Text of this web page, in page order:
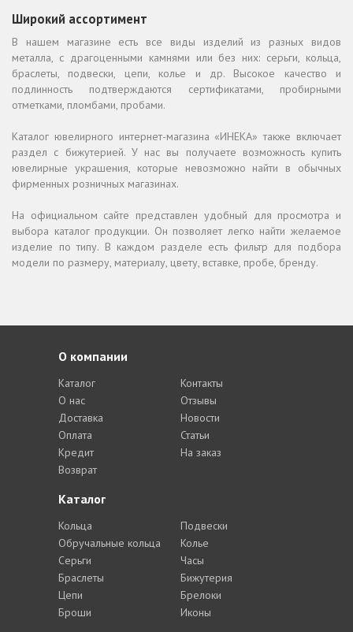
Широкий ассортимент
В нашем магазине есть все виды изделий из разных видов
металла, с драгоценными камнями или без них: серьги, кольца,
браслеты, подвески, цепи, колье и др. Высокое качество и
подлинность подтверждаются сертификатами, пробирными
отметками, пломбами, пробами.
Каталог ювелирного интернет-магазина «ИНЕКА» также включает
раздел с бижутерией. У нас вы получаете возможность купить
ювелирные украшения, которые невозможно найти в обычных
фирменных розничных магазинах.
На официальном сайте представлен удобный для просмотра и
выбора каталог продукции. Он позволяет легко найти желаемое
изделие по типу. В каждом разделе есть фильтр для подбора
модели по размеру, материалу, цвету, вставке, пробе, бренду.
Каталог
Кольца
Обручальные кольца
Серьги
Браслеты
Цепи
Броши
Подвески
Колье
Часы
Бижутерия
Брелоки
Иконы
О компании
Каталог
О нас
Доставка
Оплата
Кредит
Возврат
Контакты
Отзывы
Новости
Статьи
На заказ